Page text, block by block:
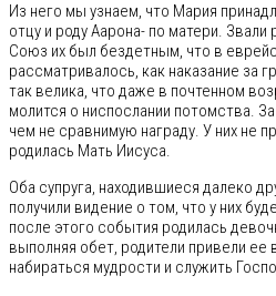
Из него мы узнаем, что Мария
отцу и роду Аарона- по матери. Звали
Союз их был бездетным, что в
рассматривалось, как наказание за
так велика, что даже в почтенном
молится о ниспослании потомства.
чем не сравнимую награду. У них не
родилась Мать Иисуса.
Оба супруга, находившиеся далеко
получили видение о том, что у них
после этого события родилась
выполняя обет, родители привели ее
набираться мудрости и служить